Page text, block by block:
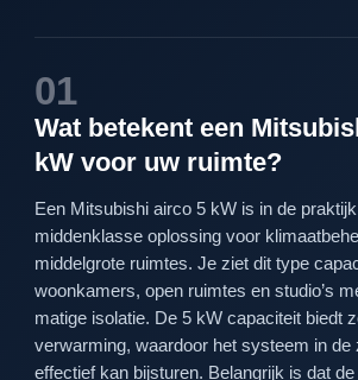
01
Wat betekent een
kW voor uw ruimte?
Een Mitsubishi airco 5 kW is in de
middenklasse oplossing voor
middelgrote ruimtes. Je ziet dit type
woonkamers, open ruimtes en studio’s
matige isolatie. De 5 kW capaciteit biedt
verwarming, waardoor het systeem in de
effectief kan bijsturen. Belangrijk is dat